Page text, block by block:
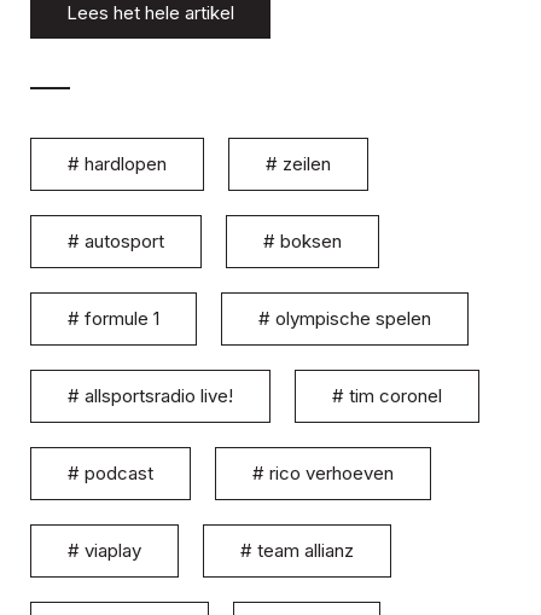
Lees het hele artikel
# hardlopen # zeilen
# autosport # boksen
# formule 1 # olympische spelen
# allsportsradio live! # tim coronel
# podcast # rico verhoeven
# viaplay # team allianz